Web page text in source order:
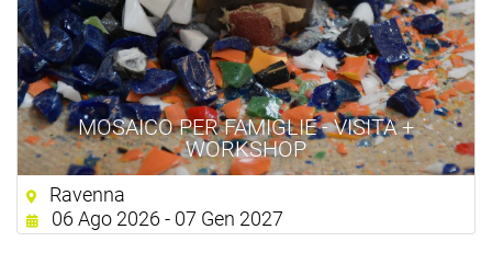
MOSAICO PER FAMIGLIE - VISITA +
WORKSHOP
Ravenna
06 Ago 2026 - 07 Gen 2027